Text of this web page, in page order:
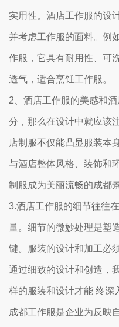
实用性。酒店工作服的设
并考虑工作服的面料。例
作服，它具有耐用性、可
透气，适合烹饪工作服。
2、酒店工作服的美感和
分，那么在设计中就应该
店制服不仅能凸显服装本
与酒店整体风格、装饰和
制服成为美丽流畅的成都
3.酒店工作服的细节往往
量。细节的微妙处理是塑
键。服装的设计和加工必
通过细致的设计和创造，
样的服装和设计才能 终深
成都工作服是企业为反映